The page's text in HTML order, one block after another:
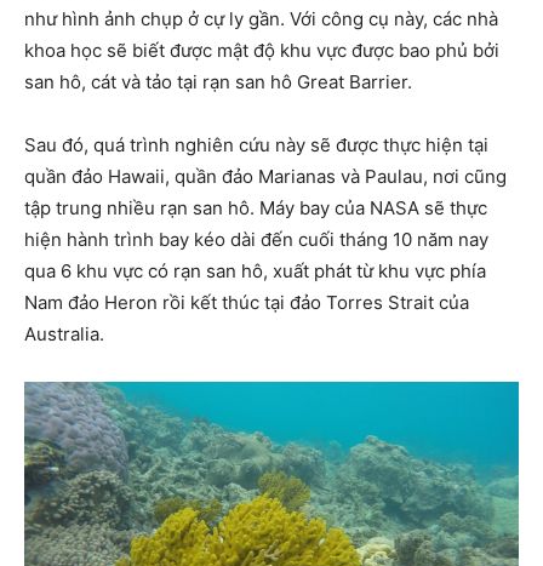
như hình ảnh chụp ở cự ly gần. Với công cụ này, các nhà
khoa học sẽ biết được mật độ khu vực được bao phủ bởi
san hô, cát và tảo tại rạn san hô Great Barrier.
Sau đó, quá trình nghiên cứu này sẽ được thực hiện tại
quần đảo Hawaii, quần đảo Marianas và Paulau, nơi cũng
tập trung nhiều rạn san hô. Máy bay của NASA sẽ thực
hiện hành trình bay kéo dài đến cuối tháng 10 năm nay
qua 6 khu vực có rạn san hô, xuất phát từ khu vực phía
Nam đảo Heron rồi kết thúc tại đảo Torres Strait của
Australia.